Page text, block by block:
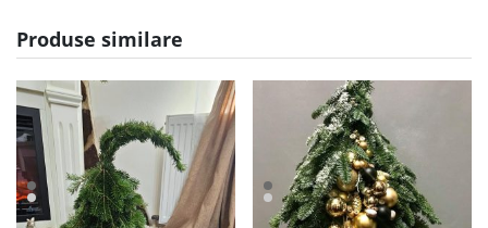
Produse similare